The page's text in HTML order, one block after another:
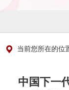
当前您所在的位
中国下一